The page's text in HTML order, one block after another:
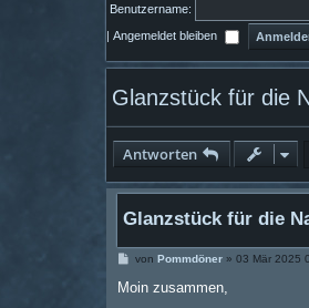
Benutzername:
Angemeldet bleiben
Glanzstück für die
Antworten
Glanzstück für die
B
i
von Pommdöner» 03 Mär 2025
Moin zusammen,